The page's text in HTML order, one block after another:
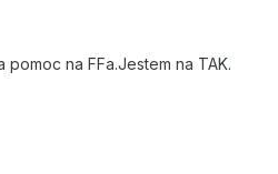
na FFa.Jestem na TAK.